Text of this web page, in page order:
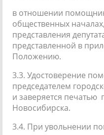
в отношении
общественных
представления
представленной в
Положению.
3.3. Удостоверение
председателем
и заверяется печатью
Новосибирска.
3.4. При увольнении